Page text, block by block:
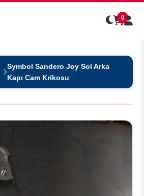
0
Symbol Sandero Joy Sol Arka
Kapı Cam Krikosu